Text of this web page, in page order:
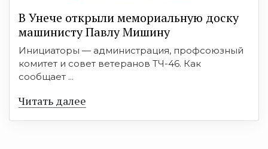
В Унече открыли мемориальную доску
машинисту Павлу Мишину
Инициаторы — администрация, профсоюзный
комитет и совет ветеранов ТЧ-46. Как
сообщает ...
Читать далее